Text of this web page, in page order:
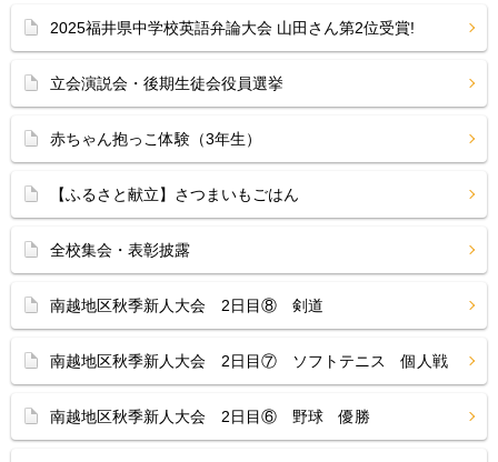
2025福井県中学校英語弁論大会 山田さん第2位受賞!
立会演説会・後期生徒会役員選挙
赤ちゃん抱っこ体験（3年生）
【ふるさと献立】さつまいもごはん
全校集会・表彰披露
南越地区秋季新人大会 2日目⑧ 剣道
南越地区秋季新人大会 2日目⑦ ソフトテニス 個人戦
南越地区秋季新人大会 2日目⑥ 野球 優勝